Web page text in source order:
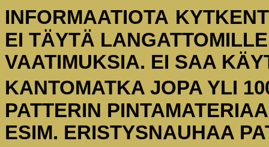
INFORMAATIOTA
EI TÄYTÄ
VAATIMUKSIA. EI SAA
KANTOMATKA JOPA YLI
PATTERIN
ESIM. ERISTYSNAUHAA